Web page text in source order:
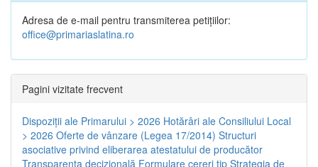
Adresa de e-mail pentru transmiterea petițiilor:
office@primariaslatina.ro
Pagini vizitate frecvent
Dispoziţii ale Primarului > 2026 Hotărâri ale Consiliului Local
> 2026 Oferte de vânzare (Legea 17/2014) Structuri
asociative privind eliberarea atestatului de producător
Transparenţa decizională Formulare cereri tip Strategia de